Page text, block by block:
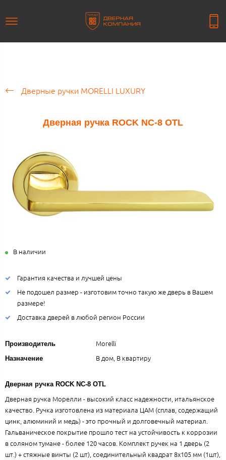
Дверные ручки MORELLI LUXURY
Дверная ручка ROCK NC-8 OTL
В наличии
Гарантия качества и лучшей цены
Не подошел размер - изготовим точно такую же дверь в Вашем
размере!
Доставка дверей в любой регион России
Производитель Morelli
Назначение В дом, В квартиру
Дверная ручка ROCK NC-8 OTL
Дверная ручка Морелли - высокий класс надежности, итальянское
качество. Ручка изготовлена из материала ЦАМ (сплав, содержащий
цинк, алюминий и медь) - это прочный и долговечный материал.
Гальваническое покрытие прошло тест на устойчивость к коррозии
в соляном тумане - более 120 часов. Комплект ручек на 1 дверь (2
шт.) + стяжные винты (2 шт), соединительный квадрат 8x105 мм (1шт),